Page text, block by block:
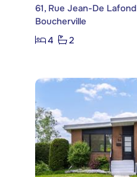
61, Rue Jean-De Lafond
Boucherville
4
2